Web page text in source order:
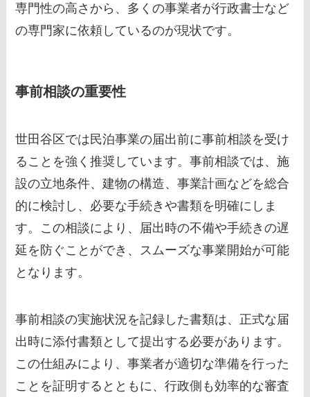
専門性の高さから、多くの事業者が行政書士など
の専門家に依頼しているのが現状です。
事前相談の重要性
世田谷区では民泊事業の届出前に事前相談を受け
ることを強く推奨しています。事前相談では、施
設の立地条件、建物の構造、事業計画などを総合
的に検討し、必要な手続きや書類を明確にしま
す。この相談により、届出時の不備や手続きの遅
延を防ぐことができ、スムーズな事業開始が可能
となります。
事前相談の実施状況を記録した書類は、正式な届
出時に添付書類として提出する必要があります。
この仕組みにより、事業者が適切な準備を行った
ことを証明するとともに、行政側も効率的な審査